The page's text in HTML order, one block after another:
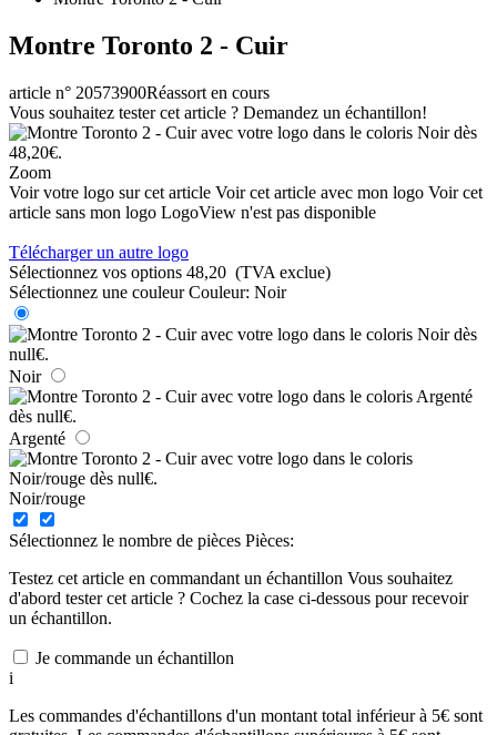
Montre Toronto 2 - Cuir
article n° 20573900Réassort en cours
Vous souhaitez tester cet article ? Demandez un échantillon!
Zoom
Voir votre logo sur cet article Voir cet article avec mon logo Voir cet
article sans mon logo LogoView n'est pas disponible
Télécharger un autre logo
Sélectionnez vos options 48,20 (TVA exclue)
Sélectionnez une couleur Couleur: Noir
Noir
Argenté
Noir/rouge
Sélectionnez le nombre de pièces Pièces:
Testez cet article en commandant un échantillon Vous souhaitez
d'abord tester cet article ? Cochez la case ci-dessous pour recevoir
un échantillon.
Je commande un échantillon
i
Les commandes d'échantillons d'un montant total inférieur à 5€ sont